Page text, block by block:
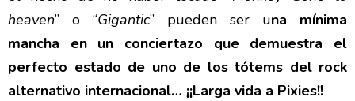
heaven” o “Gigantic” pueden ser una mínima
mancha en un conciertazo que demuestra el
perfecto estado de uno de los tótems del rock
alternativo internacional… ¡¡Larga vida a Pixies!!